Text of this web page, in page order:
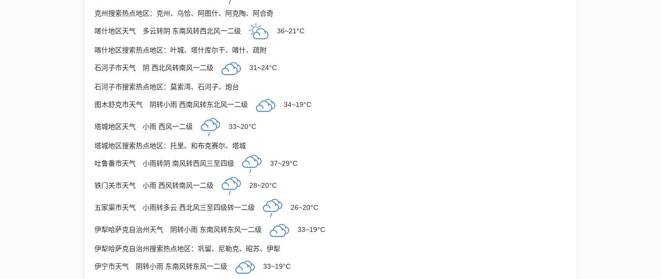
克州搜索热点地区： 克州 、 乌恰、 阿图什、 阿克陶、 阿合奇
喀什地区天气 多云转阴 东南风转西北风一二级 36~21°C
喀什地区搜索热点地区： 叶城、 塔什库尔干、 喀什、 疏附
石河子市天气 阴 西北风转南风一二级 31~24°C
石河子市搜索热点地区： 莫索湾、 石河子、 炮台
图木舒克市天气 阴转小雨 西南风转东北风一二级 34~19°C
塔城地区天气 小雨 西风一二级 33~20°C
塔城地区搜索热点地区： 托里、 和布克赛尔、 塔城
吐鲁番市天气 小雨转阴 南风转西风三至四级 37~29°C
铁门关市天气 小雨 西风转南风一二级 28~20°C
五家渠市天气 小雨转多云 西北风三至四级转一二级 26~20°C
伊犁哈萨克自治州天气 阴转小雨 东南风转东风一二级 33~19°C
伊犁哈萨克自治州搜索热点地区： 巩留、 尼勒克、 昭苏、 伊犁
伊宁市天气 阴转小雨 东南风转东风一二级 33~19°C